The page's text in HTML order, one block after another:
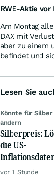
RWE-Aktie
Am Montag
DAX mit
aber zu einem
befindet und
Lesen Sie
Könnte für Silber
ändern
Silberpreis:
die US-
Mittwoch eine
vor 1 Stunde